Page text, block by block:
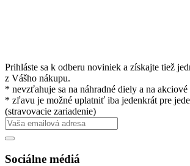
Prihláste sa k odberu noviniek a získajte tiež
z Vášho nákupu.
* nevzťahuje sa na náhradné diely a na
* zľavu je možné uplatniť iba jedenkrát pre
(stravovacie zariadenie)
Sociálne médiá